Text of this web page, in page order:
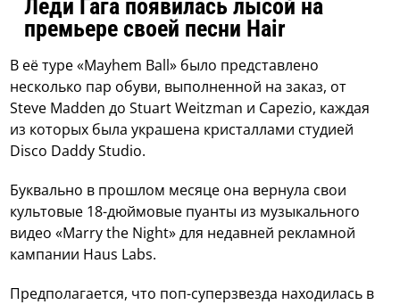
Леди Гага появилась лысой на
премьере своей песни Hair
В её туре «Mayhem Ball» было представлено
несколько пар обуви, выполненной на заказ, от
Steve Madden до Stuart Weitzman и Capezio, каждая
из которых была украшена кристаллами студией
Disco Daddy Studio.
Буквально в прошлом месяце она вернула свои
культовые 18-дюймовые пуанты из музыкального
видео «Marry the Night» для недавней рекламной
кампании Haus Labs.
Предполагается, что поп-суперзвезда находилась в